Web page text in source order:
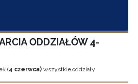
ODDZIAŁÓW 4-
(4 czerwca) wszystkie oddziały